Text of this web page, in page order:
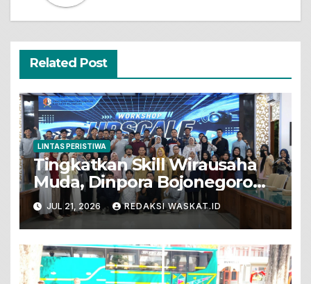
Related Post
LINTAS PERISTIWA
Tingkatkan Skill Wirausaha
Muda, Dinpora Bojonegoro
Gelar Workshop Produksi
Video Promosi Berbasis
Ponsel
JUL 21, 2026 REDAKSI WASKAT.ID